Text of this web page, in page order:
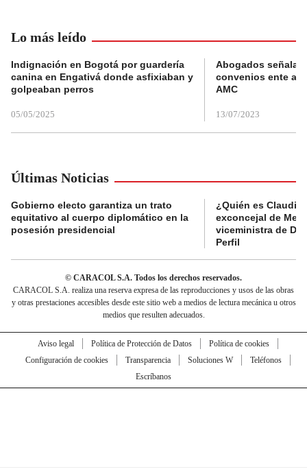
Lo más leído
Indignación en Bogotá por guardería
canina en Engativá donde asfixiaban y
golpeaban perros
05/05/2025
Abogados
convenios ente
AMC
13/07/2023
Últimas Noticias
Gobierno electo garantiza un trato
equitativo al cuerpo diplomático en la
posesión presidencial
¿Quién es Claudia
exconcejal de
viceministra de
Perfil
© CARACOL S.A. Todos los derechos reservados.
CARACOL S.A. realiza una reserva expresa de las reproducciones y usos de las obras
y otras prestaciones accesibles desde este sitio web a medios de lectura mecánica u otros
medios que resulten adecuados.
Aviso legal Política de Protección de Datos
Política de cookies
Configuración de cookies
Transparencia Soluciones W
Teléfonos
Escríbanos